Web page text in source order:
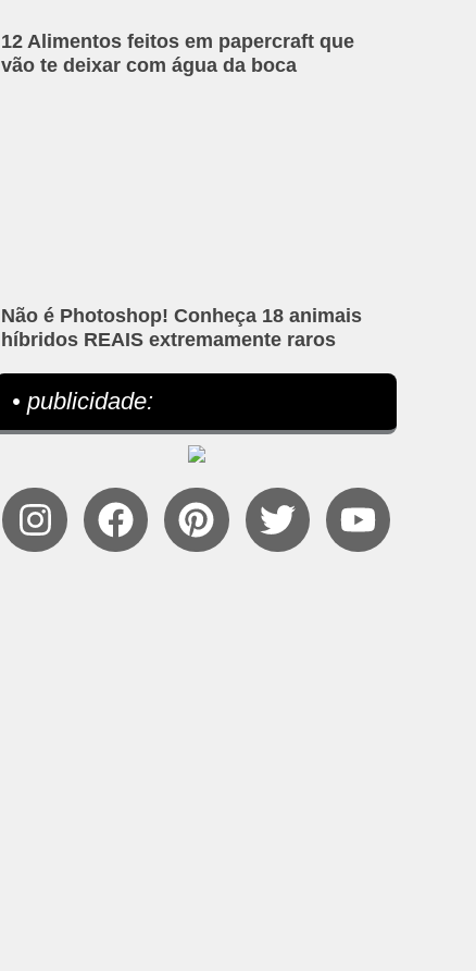
12 Alimentos feitos em papercraft que
vão te deixar com água da boca
Não é Photoshop! Conheça 18 animais
híbridos REAIS extremamente raros
• publicidade: